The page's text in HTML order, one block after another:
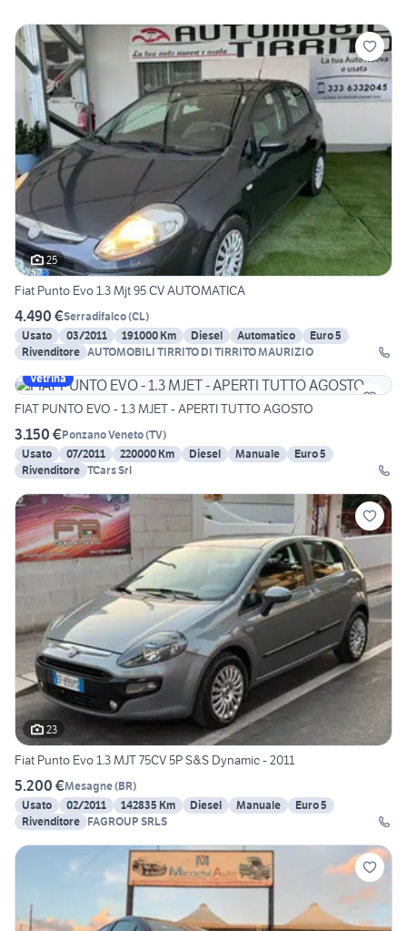
25
Fiat Punto Evo 1.3 Mjt 95 CV AUTOMATICA
4.490 €Serradifalco(CL)
Usato
03/2011 191000 Km Diesel Automatico
Euro 5
Rivenditore AUTOMOBILI TIRRITO DI TIRRITO MAURIZIO
Vetrina
FIAT PUNTO EVO - 1.3 MJET - APERTI TUTTO AGOSTO
3.150 €Ponzano Veneto(TV)
Usato
07/2011 220000 Km Diesel Manuale
Euro 5
Rivenditore TCars Srl
23
Fiat Punto Evo 1.3 MJT 75CV 5P S&S Dynamic - 2011
5.200 €Mesagne(BR)
Usato
02/2011 142835 Km Diesel Manuale
Euro 5
Rivenditore FAGROUP SRLS